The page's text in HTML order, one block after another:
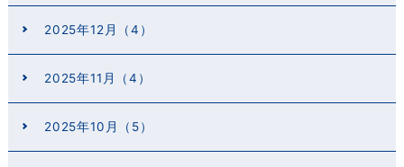
2025年12月（4）
2025年11月（4）
2025年10月（5）